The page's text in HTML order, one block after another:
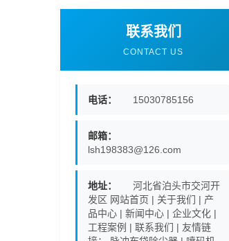
联系我们
CONTACT US
电话： 15030785156
邮箱：
lsh198383@126.com
地址：
河北省泊头市交河开
发区 网站首页 | 关于我们 | 产
品中心 | 新闻中心 | 企业文化 |
工程案例 | 联系我们 | 友情链